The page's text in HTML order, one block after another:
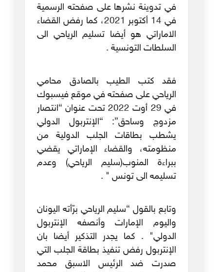
في تدوينة نشرها على صفحته الرسمية
في 14 أكتوبر 2021، كما رفض القضاء
الاماراتي هو أيضا تسليم الرياحي الى
السلطات التونسية .
فقد كتب الطيب بالصادق محامي
الرياحي على صفحته في موقع فيسبوك
في 29 أوت 2022 تحت عنوان “انتصار
مزدوج وساحق”: “الإنتربول الدولي
يشطب بطاقات الجلب الدولية من
منظومته، والقضاء الإماراتي يقضي
ببراءة المنوب(سليم الرياحي) وعدم
تسليمه الى تونس " .
وتابع بالقول “سليم الرياحي برّأته اليونان
واليوم الإمارات وأنصفه الإنتربول
الدولي" . كما يجدر التذكير أيضا بان
الإنتربول رفض تنفيذ بطاقة الجلب التي
صدرت ضد الرئيس الاسبق محمد